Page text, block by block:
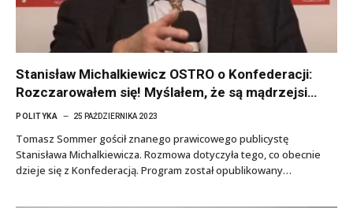
Stanisław Michalkiewicz OSTRO o Konfederacji:
Rozczarowałem się! Myślałem, że są mądrzejsi…
POLITYKA 25 PAŹDZIERNIKA 2023
Tomasz Sommer gościł znanego prawicowego publicystę
Stanisława Michalkiewicza. Rozmowa dotyczyła tego, co obecnie
dzieje się z Konfederacją. Program został opublikowany…